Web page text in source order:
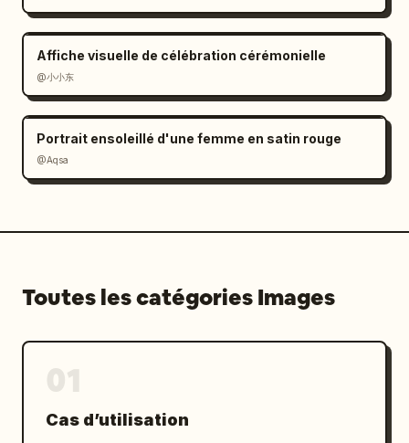
Affiche visuelle de célébration cérémonielle
@小小东
Portrait ensoleillé d'une femme en satin rouge
@Aqsa
Toutes les catégories Images
Cas d’utilisation